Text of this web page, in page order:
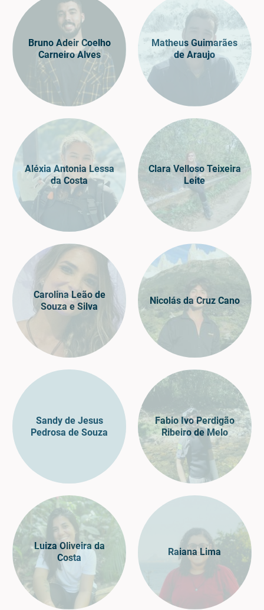
Bruno Adeir Coelho
Carneiro Alves
Matheus Guimarães
de Araujo
Aléxia Antonia Lessa
da Costa
Clara Velloso Teixeira
Leite
Carolina Leão de
Souza e Silva
Nicolás da Cruz Cano
Sandy de Jesus
Pedrosa de Souza
Fabio Ivo Perdigão
Ribeiro de Melo
Luiza Oliveira da
Costa
Raiana Lima